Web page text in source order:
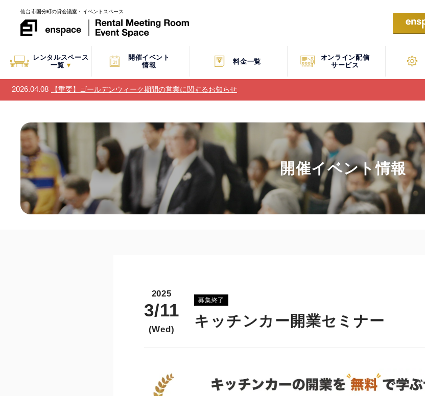
仙台市国分町の貸会議室・イベントスペース
レンタルスペース
一覧 ▾
開催イベント
情報
料金一覧
オンライン配信
サービス
2026.04.08 【重要】ゴールデンウィーク期間の営業に関するお知らせ
開催イベント情報
2025
3/11
(Wed)
募集終了
キッチンカー開業セミナー